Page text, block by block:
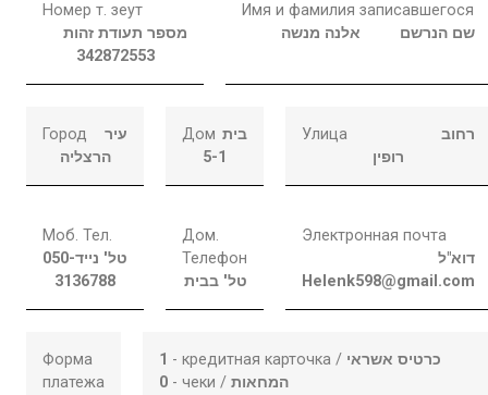
Номер т. зеут
מספר תעודת זהות
342872553
Имя и фамилия записавшегося
שם הנרשם
אלנה מנשה
Город
עיר
הרצליה
Дом בית
5-1
Улица
רחוב
רופין
Моб. Тел.
טל' נייד050-
3136788
Дом.
Телефон
טל' בבית
Электронная почта
דוא"ל
Helenk598@gmail.com
Форма
платежа
1 - кредитная карточка / כרטיס אשראי
0 - чеки /המחאות